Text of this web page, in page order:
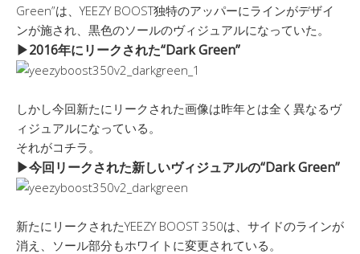
Green”は、YEEZY BOOST独特のアッパーにラインがデザイ
ンが施され、黒色のソールのヴィジュアルになっていた。
▶︎2016年にリークされた“Dark Green”
しかし今回新たにリークされた画像は昨年とは全く異なるヴ
ィジュアルになっている。
それがコチラ。
▶︎今回リークされた新しいヴィジュアルの“Dark Green”
新たにリークされたYEEZY BOOST 350は、サイドのラインが
消え、ソール部分もホワイトに変更されている。